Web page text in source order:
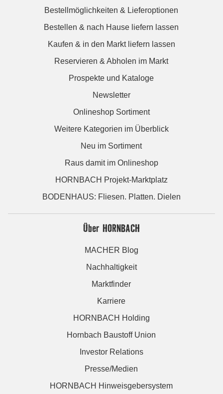
Bestellmöglichkeiten & Lieferoptionen
Bestellen & nach Hause liefern lassen
Kaufen & in den Markt liefern lassen
Reservieren & Abholen im Markt
Prospekte und Kataloge
Newsletter
Onlineshop Sortiment
Weitere Kategorien im Überblick
Neu im Sortiment
Raus damit im Onlineshop
HORNBACH Projekt-Marktplatz
BODENHAUS: Fliesen. Platten. Dielen
Über HORNBACH
MACHER Blog
Nachhaltigkeit
Marktfinder
Karriere
HORNBACH Holding
Hornbach Baustoff Union
Investor Relations
Presse/Medien
HORNBACH Hinweisgebersystem